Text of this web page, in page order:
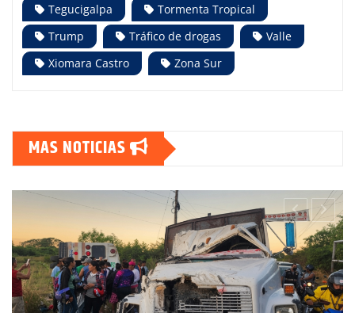
Tegucigalpa
Tormenta Tropical
Trump
Tráfico de drogas
Valle
Xiomara Castro
Zona Sur
MAS NOTICIAS